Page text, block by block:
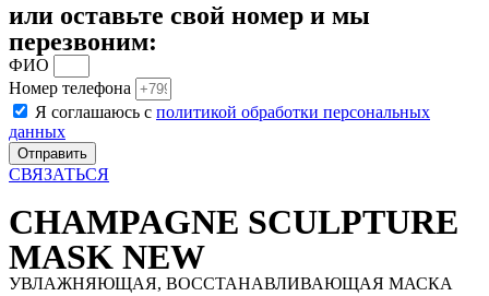
или оставьте свой номер и мы
перезвоним:
ФИО
Номер телефона
Я соглашаюсь с политикой обработки персональных
данных
Отправить
СВЯЗАТЬСЯ
CHAMPAGNE SCULPTURE
MASK NEW
УВЛАЖНЯЮЩАЯ, ВОССТАНАВЛИВАЮЩАЯ МАСКА